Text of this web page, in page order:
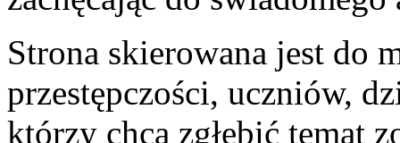
Strona skierowana jest do
przestępczości, uczniów,
którzy chcą zgłębić temat